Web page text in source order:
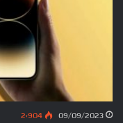
09/09/2023 2٬904